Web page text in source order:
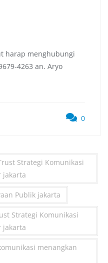
harap menghubungi
4263 an. Aryo
0
Strategi Komunikasi
jakarta
Publik jakarta
Strategi Komunikasi
jakarta
menangkan